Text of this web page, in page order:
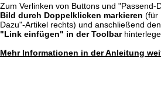
Zum Verlinken von Buttons und "Passend-
Bild durch Doppelklicken markieren (für
Dazu"-Artikel rechts) und anschließend
"Link einfügen" in der Toolbar
Mehr Informationen in der Anleitung